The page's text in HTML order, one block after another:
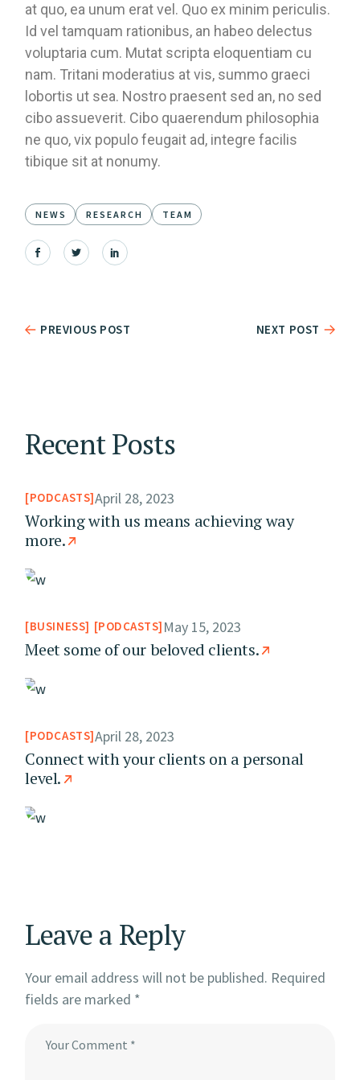
at quo, ea unum erat vel. Quo ex minim periculis.
Id vel tamquam rationibus, an habeo delectus
voluptaria cum. Mutat scripta eloquentiam cu
nam. Tritani moderatius at vis, summo graeci
lobortis ut sea. Nostro praesent sed an, no sed
cibo assueverit. Cibo quaerendum philosophia
ne quo, vix populo feugait ad, integre facilis
tibique sit at nonumy.
NEWS RESEARCH TEAM
PREVIOUS POST NEXT POST
Recent Posts
PODCASTS April 28, 2023
Working with us means achieving way
more.
BUSINESS PODCASTS May 15, 2023
Meet some of our beloved clients.
PODCASTS April 28, 2023
Connect with your clients on a personal
level.
Leave a Reply
Your email address will not be published. Required
fields are marked *